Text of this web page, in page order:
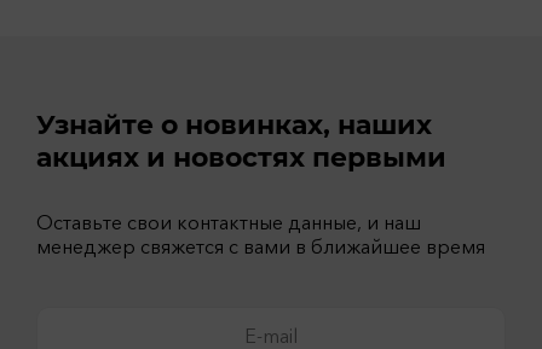
Узнайте о новинках, наших
акциях и новостях первыми
Оставьте свои контактные данные, и наш
менеджер свяжется с вами в ближайшее время